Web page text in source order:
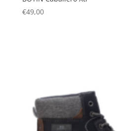
€49,00